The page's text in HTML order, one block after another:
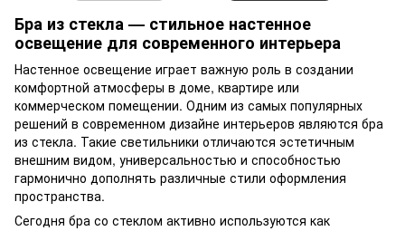
Бра из стекла — стильное настенное
освещение для современного интерьера
Настенное освещение играет важную роль в создании
комфортной атмосферы в доме, квартире или
коммерческом помещении. Одним из самых популярных
решений в современном дизайне интерьеров являются бра
из стекла. Такие светильники отличаются эстетичным
внешним видом, универсальностью и способностью
гармонично дополнять различные стили оформления
пространства.
Сегодня бра со стеклом активно используются как